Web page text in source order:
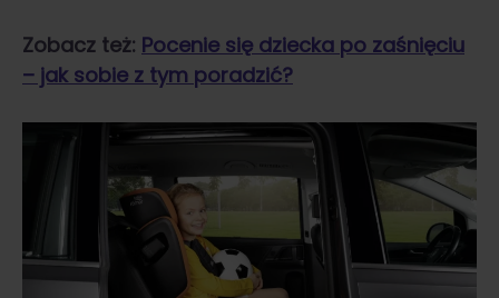
Zobacz też: Pocenie się dziecka po zaśnięciu
– jak sobie z tym poradzić?